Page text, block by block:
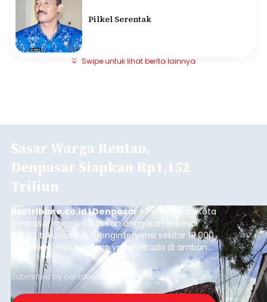
Pilkel Serentak
Swipe untuk lihat berita lainnya
Sasar Warga Rentan,
Denpasar Siapkan Rp1,152
Triliun
balitribune.co.id I Denpasar - Pemerintah Kota
Denpasar mengalokasikan anggaran sebesar
Rp1,152 triliun untuk mengintervensi sekitar 18.000
warga kelompok rentan yang berada di ambang
garis kemiskinan. Langkah strategis ini diambil
guna menjaga masyarakat yang berada pada
kelompok desil 5 dan 6 tersebut agar tidak
merosot ke kategori miskin.
Submitted by contributor Thu, 08/06/2026 - 21:31